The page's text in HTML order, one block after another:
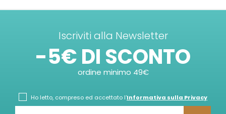
Iscriviti alla Newsletter
-5€ DI SCONTO
ordine minimo 49€
Ho letto, compreso ed accettato l'Informativa sulla Privacy